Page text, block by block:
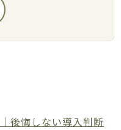
後悔しない導入判断